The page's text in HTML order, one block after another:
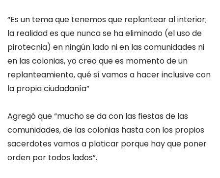
“Es un tema que tenemos que replantear al interior;
la realidad es que nunca se ha eliminado (el uso de
pirotecnia) en ningún lado ni en las comunidades ni
en las colonias, yo creo que es momento de un
replanteamiento, qué sí vamos a hacer inclusive con
la propia ciudadanía”
Agregó que “mucho se da con las fiestas de las
comunidades, de las colonias hasta con los propios
sacerdotes vamos a platicar porque hay que poner
orden por todos lados”.